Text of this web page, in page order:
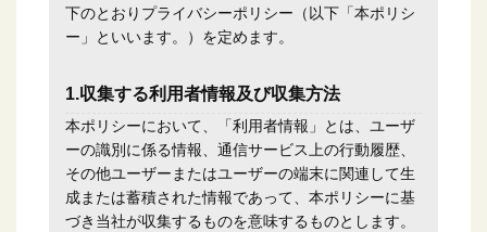
下のとおりプライバシーポリシー（以下「本ポリシ
ー」といいます。）を定めます。
1.収集する利用者情報及び収集方法
本ポリシーにおいて、「利用者情報」とは、ユーザ
ーの識別に係る情報、通信サービス上の行動履歴、
その他ユーザーまたはユーザーの端末に関連して生
成または蓄積された情報であって、本ポリシーに基
づき当社が収集するものを意味するものとします。